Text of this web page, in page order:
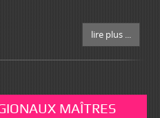
lire plus ...
MAÎTRES